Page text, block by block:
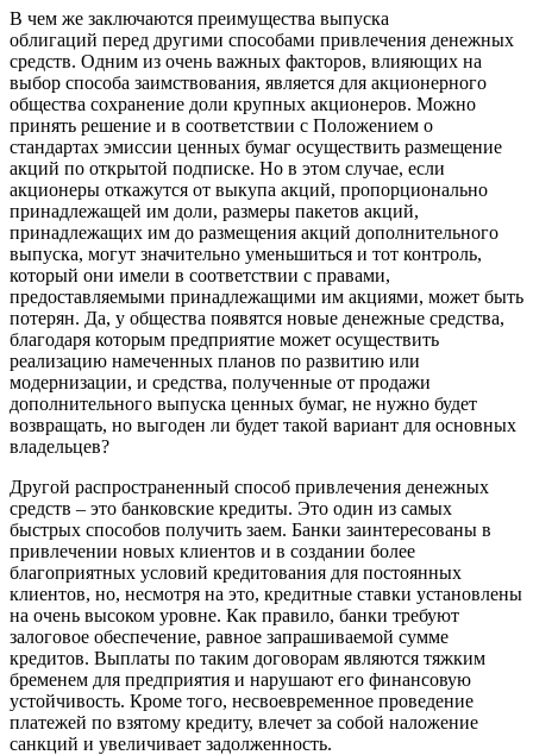
В чем же заключаются преимущества выпуска
облигаций перед другими способами привлечения денежных
средств. Одним из очень важных факторов, влияющих на
выбор способа заимствования, является для акционерного
общества сохранение доли крупных акционеров. Можно
принять решение и в соответствии с Положением о
стандартах эмиссии ценных бумаг осуществить размещение
акций по открытой подписке. Но в этом случае, если
акционеры откажутся от выкупа акций, пропорционально
принадлежащей им доли, размеры пакетов акций,
принадлежащих им до размещения акций дополнительного
выпуска, могут значительно уменьшиться и тот контроль,
который они имели в соответствии с правами,
предоставляемыми принадлежащими им акциями, может быть
потерян. Да, у общества появятся новые денежные средства,
благодаря которым предприятие может осуществить
реализацию намеченных планов по развитию или
модернизации, и средства, полученные от продажи
дополнительного выпуска ценных бумаг, не нужно будет
возвращать, но выгоден ли будет такой вариант для основных
владельцев?
Другой распространенный способ привлечения денежных
средств – это банковские кредиты. Это один из самых
быстрых способов получить заем. Банки заинтересованы в
привлечении новых клиентов и в создании более
благоприятных условий кредитования для постоянных
клиентов, но, несмотря на это, кредитные ставки установлены
на очень высоком уровне. Как правило, банки требуют
залоговое обеспечение, равное запрашиваемой сумме
кредитов. Выплаты по таким договорам являются тяжким
бременем для предприятия и нарушают его финансовую
устойчивость. Кроме того, несвоевременное проведение
платежей по взятому кредиту, влечет за собой наложение
санкций и увеличивает задолженность.